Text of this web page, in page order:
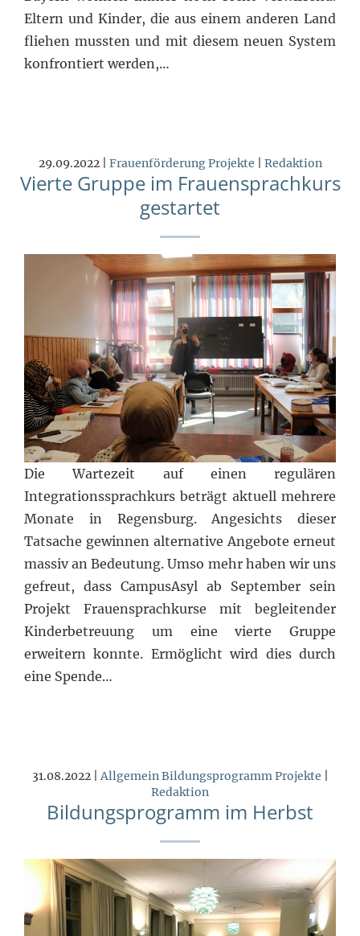
Eltern und Kinder, die aus einem anderen Land
fliehen mussten und mit diesem neuen System
konfrontiert werden,…
29.09.2022 | FrauenförderungProjekte Redaktion
Vierte Gruppe im Frauensprachkurs
gestartet
Die Wartezeit auf einen regulären
Integrationssprachkurs beträgt aktuell mehrere
Monate in Regensburg. Angesichts dieser
Tatsache gewinnen alternative Angebote erneut
massiv an Bedeutung. Umso mehr haben wir uns
gefreut, dass CampusAsyl ab September sein
Projekt Frauensprachkurse mit begleitender
Kinderbetreuung um eine vierte Gruppe
erweitern konnte. Ermöglicht wird dies durch
eine Spende…
31.08.2022 |AllgemeinBildungsprogrammProjekte
Redaktion
Bildungsprogramm im Herbst